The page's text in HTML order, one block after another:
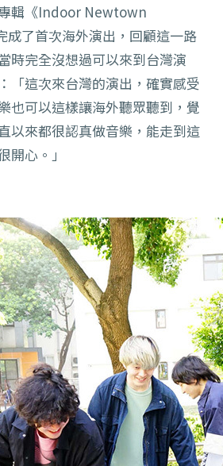
輯《Indoor Newtown
了首次海外演出，回顧這一路
時完全沒想過可以來到台灣演
「這次來台灣的演出，確實感受
也可以這樣讓海外聽眾聽到，覺
以來都很認真做音樂，能走到這
開心。」